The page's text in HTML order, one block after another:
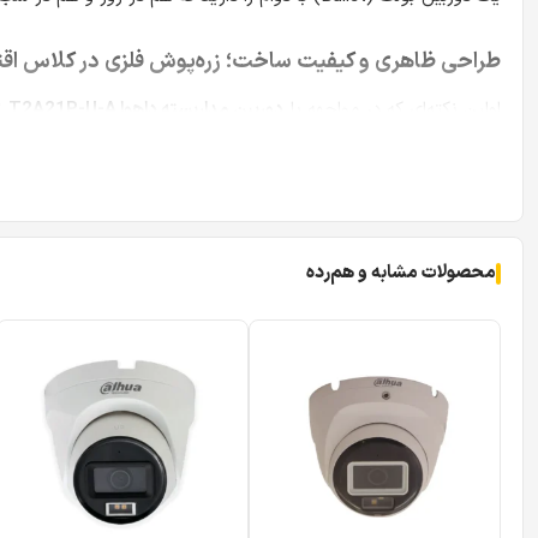
طراحی ظاهری و کیفیت ساخت؛ زره‌پوش فلزی در کلاس
دوربین مداربسته داهوا T2A21P-U-A
بسیاری از دوربین‌های اقتصادی بازار که از بدنه‌های
استفاده از متریال فلزی در بدنه، دو مزیت بزرگ به همراه دارد.
روی نمای ساختمان یا دیوارهای داخلی، زیبایی بصری محیط را
محسوب شده و نصب آن را بر روی انواع سطوح (حتی سقف‌های
استاندارد حفاظتی IP67؛ مقاوم در برابر خشن‌ترین شرایط جوی
محصولات مشابه و هم‌رده